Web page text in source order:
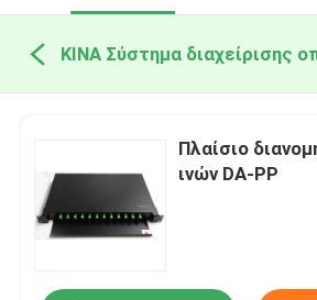
ΚΙΝΑ Σύστημα διαχείρισης
Πλαίσιο
ινών DA-PP